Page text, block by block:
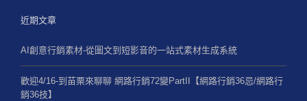
近期文章
AI創意行銷素材-從圖文到短影音的一站式素材生成系統
歡迎4/16-到苗栗來聊聊 網路行銷72變PartII【網路行銷36忌/網路行
銷36技】